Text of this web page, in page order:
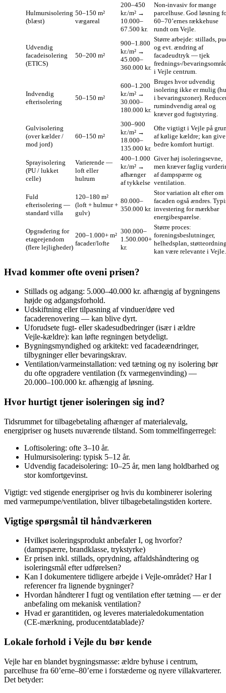
Hulmursisolering
(blæst)
50–150 m²
vægareal
200–450
kr./m² →
10.000–
67.500 kr.
Non‑invasiv for mange
parcelhuse. God løsning
60–70’ernes rækkehuse
rundt om Vejle.
Udvendig
facadeisolering
(ETICS)
50–200 m²
900–1.800
kr./m² →
45.000–
360.000 kr.
Større arbejde: stillads,
og evt. ændring af
facadeudtryk — tjek
frednings‑/
i Vejle centrum.
Indvendig
efterisolering
50–150 m²
600–1.200
kr./m² →
30.000–
180.000 kr.
Bruges hvor udvendig
isolering ikke er mulig
i bevaringszoner).
rumindvendig areal og
kræver god fugtstyring.
Gulvisolering
(over kælder /
mod jord)
60–150 m²
300–900
kr./m² →
18.000–
135.000 kr.
Ofte vigtigt i Vejle på
af kølige kældre; kan give
bedre komfort hurtigt.
Sprayisolering
(PU / lukket
celle)
Varierende —
loft eller
hulrum
400–1.000
kr./m² →
afhænger
af tykkelse
Giver høj isoleringsevne,
men kræver faglig
af dampspærre og
ventilation.
Fuld
efterisolering —
standard villa
120–180 m²
(loft + hulmur +
gulv)
80.000–
350.000 kr.
Stor variation alt efter om
facaden også ændres.
investering for mærkbar
energibesparelse.
Opgradering for
etageejendom
(flere lejligheder)
200–1.000+ m²
facader/lofte
300.000–
1.500.000+
kr.
Større proces:
foreningsbeslutninger,
helhedsplan,
kan være relevante i Vejle.
Hvad kommer ofte oveni prisen?
Stillads og adgang: 5.000–40.000 kr. afhængig af bygningens
højde og adgangsforhold.
Udskiftning eller tilpasning af vinduer/døre ved
facaderenovering — kan blive dyrt.
Uforudsete fugt‑ eller skadesudbedringer (især i ældre
Vejle‑kældre): kan løfte regningen betydeligt.
Bygningsmyndighed og arkitekt: ved facadeændringer,
tilbygninger eller bevaringskrav.
Ventilation/varmeinstallation: ved tætning og ny isolering bør
du ofte opgradere ventilation (fx varmegenvinding) —
20.000–100.000 kr. afhængig af løsning.
Hvor hurtigt tjener isoleringen sig ind?
Tidsrummet for tilbagebetaling afhænger af materialevalg,
energipriser og husets nuværende tilstand. Som tommelfingerregel:
Loftisolering: ofte 3–10 år.
Hulmursisolering: typisk 5–12 år.
Udvendig facadeisolering: 10–25 år, men lang holdbarhed og
stor komfortgevinst.
Vigtigt: ved stigende energipriser og hvis du kombinerer isolering
med varmepumpe/ventilation, bliver tilbagebetalingstiden kortere.
Vigtige spørgsmål til håndværkeren
Hvilket isoleringsprodukt anbefaler I, og hvorfor?
(dampspærre, brandklasse, trykstyrke)
Er prisen inkl. stillads, oprydning, affaldshåndtering og
isoleringsmål efter udførelsen?
Kan I dokumentere tidligere arbejde i Vejle‑området? Har I
referencer fra lignende bygninger?
Hvordan håndterer I fugt og ventilation efter tætning — er der
anbefaling om mekanisk ventilation?
Hvad er garantitiden, og leveres materialedokumentation
(CE‑mærkning, producentdatablade)?
Lokale forhold i Vejle du bør kende
Vejle har en blandet bygningsmasse: ældre byhuse i centrum,
parcelhuse fra 60’erne–80’erne i forstæderne og nyere villakvarterer.
Det betyder: